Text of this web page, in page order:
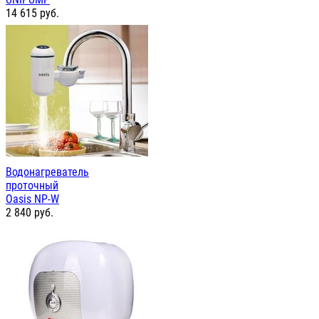
14 615 руб.
Водонагреватель
проточный
Oasis NP-W
2 840 руб.